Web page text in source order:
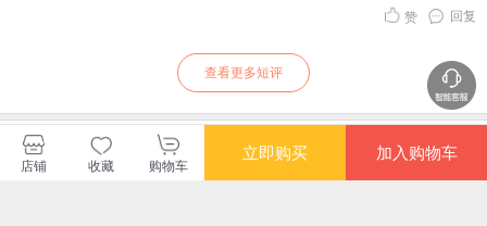
回复
赞
查看更多短评
智慧熊教育科技当当自营店
店铺 收藏 购物车
立即购买 加入购物车